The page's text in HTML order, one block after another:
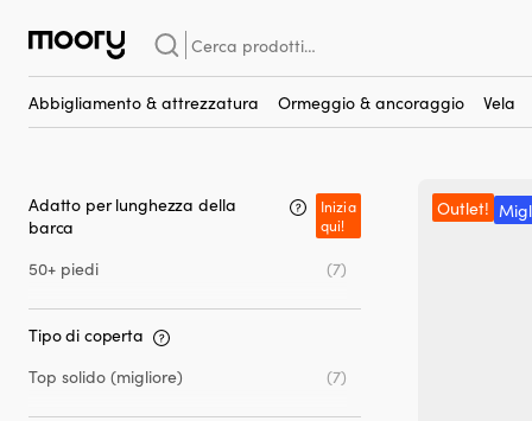
Cerca:
Abbigliamento & attrezzatura Ormeggio & ancoraggio Vela
F7 (19)
Adatto per lunghezza della
barca
Inizia
qui!
50+ piedi (7)
Tipo di coperta
Top solido (migliore)
(7)
Outlet!